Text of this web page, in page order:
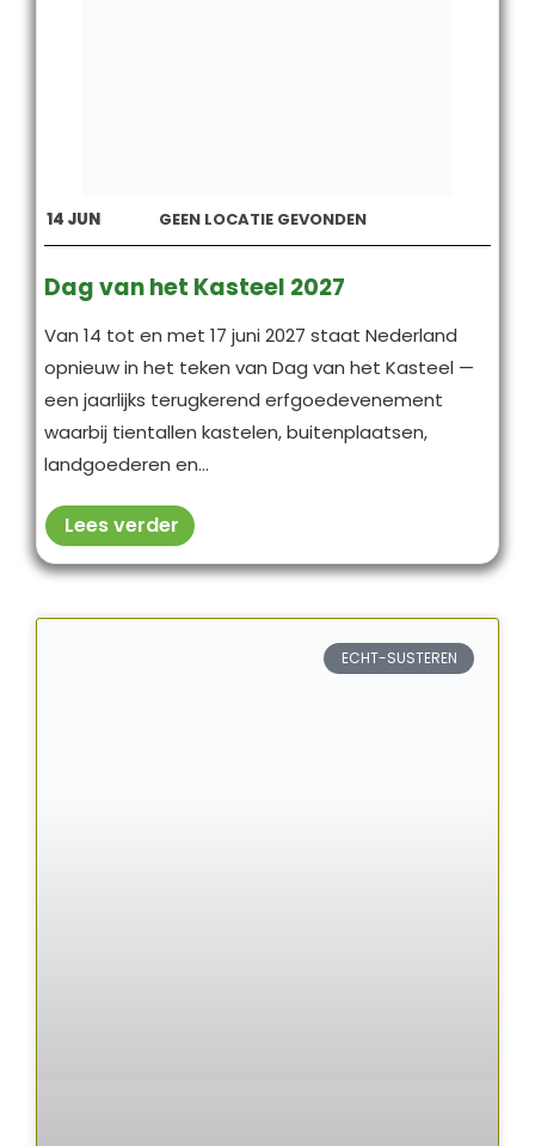
14 JUN GEEN LOCATIE GEVONDEN
Dag van het Kasteel 2027
Van 14 tot en met 17 juni 2027 staat Nederland
opnieuw in het teken van Dag van het Kasteel —
een jaarlijks terugkerend erfgoedevenement
waarbij tientallen kastelen, buitenplaatsen,
landgoederen en...
Lees verder
ECHT-SUSTEREN